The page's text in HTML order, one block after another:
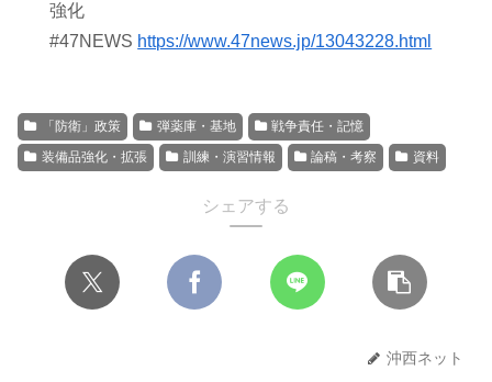
強化
#47NEWS https://www.47news.jp/13043228.html
「防衛」政策 弾薬庫・基地
戦争責任・記憶
装備品強化・拡張
訓練・演習情報 論稿・考察 資料
シェアする
沖西ネット